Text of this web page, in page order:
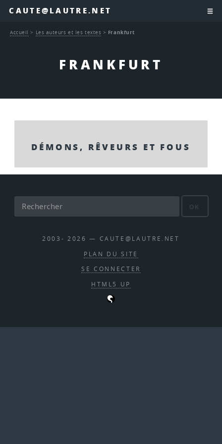
CAUTE@LAUTRE.NET
FRANKFURT
Accueil > Les auteurs et les textes > Frankfurt
DÉMONS, RÊVEURS ET FOUS
OK
2003- 2026 — CAUTE@LAUTRE.NET
PLAN DU SITE
SE CONNECTER
HTML5 UP